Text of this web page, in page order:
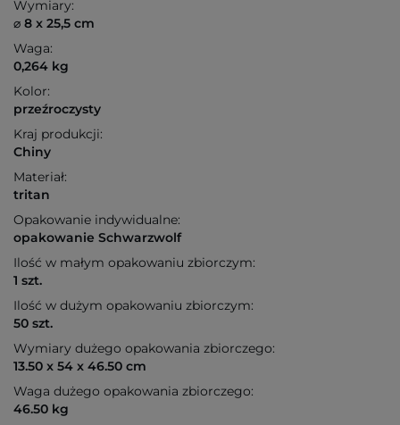
Wymiary:
⌀ 8 x 25,5 cm
Waga:
0,264 kg
Kolor:
przeźroczysty
Kraj produkcji:
Chiny
Materiał:
tritan
Opakowanie indywidualne:
opakowanie Schwarzwolf
Ilość w małym opakowaniu zbiorczym:
1 szt.
Ilość w dużym opakowaniu zbiorczym:
50 szt.
Wymiary dużego opakowania zbiorczego:
13.50 x 54 x 46.50 cm
Waga dużego opakowania zbiorczego:
46.50 kg